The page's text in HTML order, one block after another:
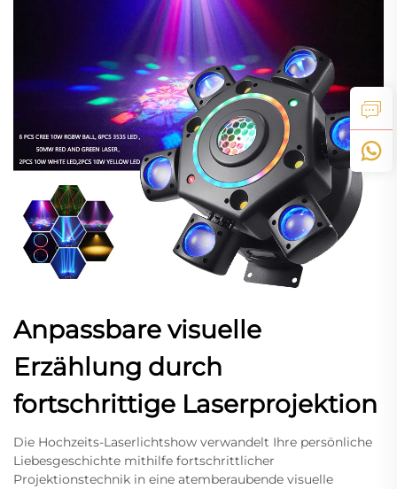
Anpassbare visuelle
Erzählung durch
fortschrittige Laserprojektion
Die Hochzeits-Laserlichtshow verwandelt Ihre persönliche
Liebesgeschichte mithilfe fortschrittlicher
Projektionstechnik in eine atemberaubende visuelle